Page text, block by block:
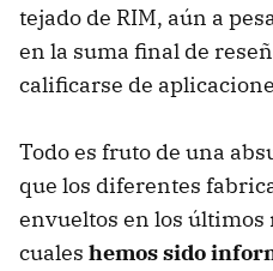
tejado de RIM, aún a
en la suma final de
calificarse de
Todo es fruto de una
que los diferentes
envueltos en los últimos
cuales hemos sido